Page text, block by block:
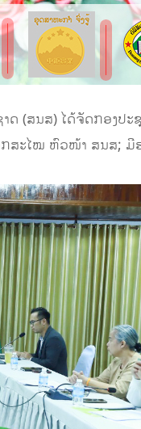
ດ (ສນສ) ໄດ້ຈັດກອງປ
ສະໄໝ ຫົວໜ້າ ສນສ; ມີ